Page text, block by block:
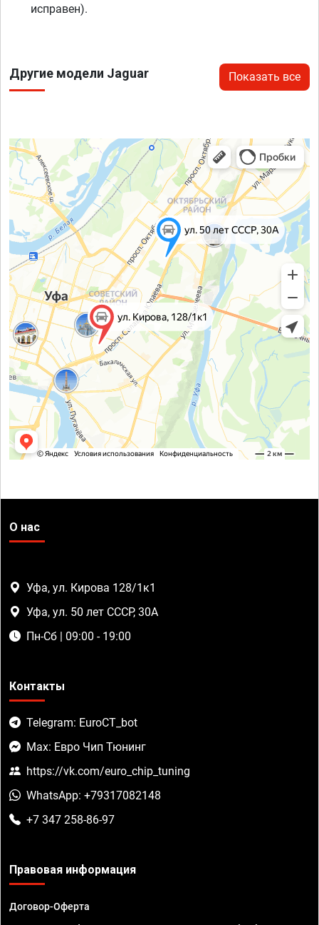
исправен).
Другие модели Jaguar Показать все
О нас
Уфа, ул. Кирова 128/1к1
Уфа, ул. 50 лет СССР, 30А
Пн-Сб | 09:00 - 19:00
Контакты
Telegram: EuroCT_bot
Max: Евро Чип Тюнинг
https://vk.com/euro_chip_tuning
WhatsApp: +79317082148
+7 347 258-86-97
Правовая информация
Договор-Оферта